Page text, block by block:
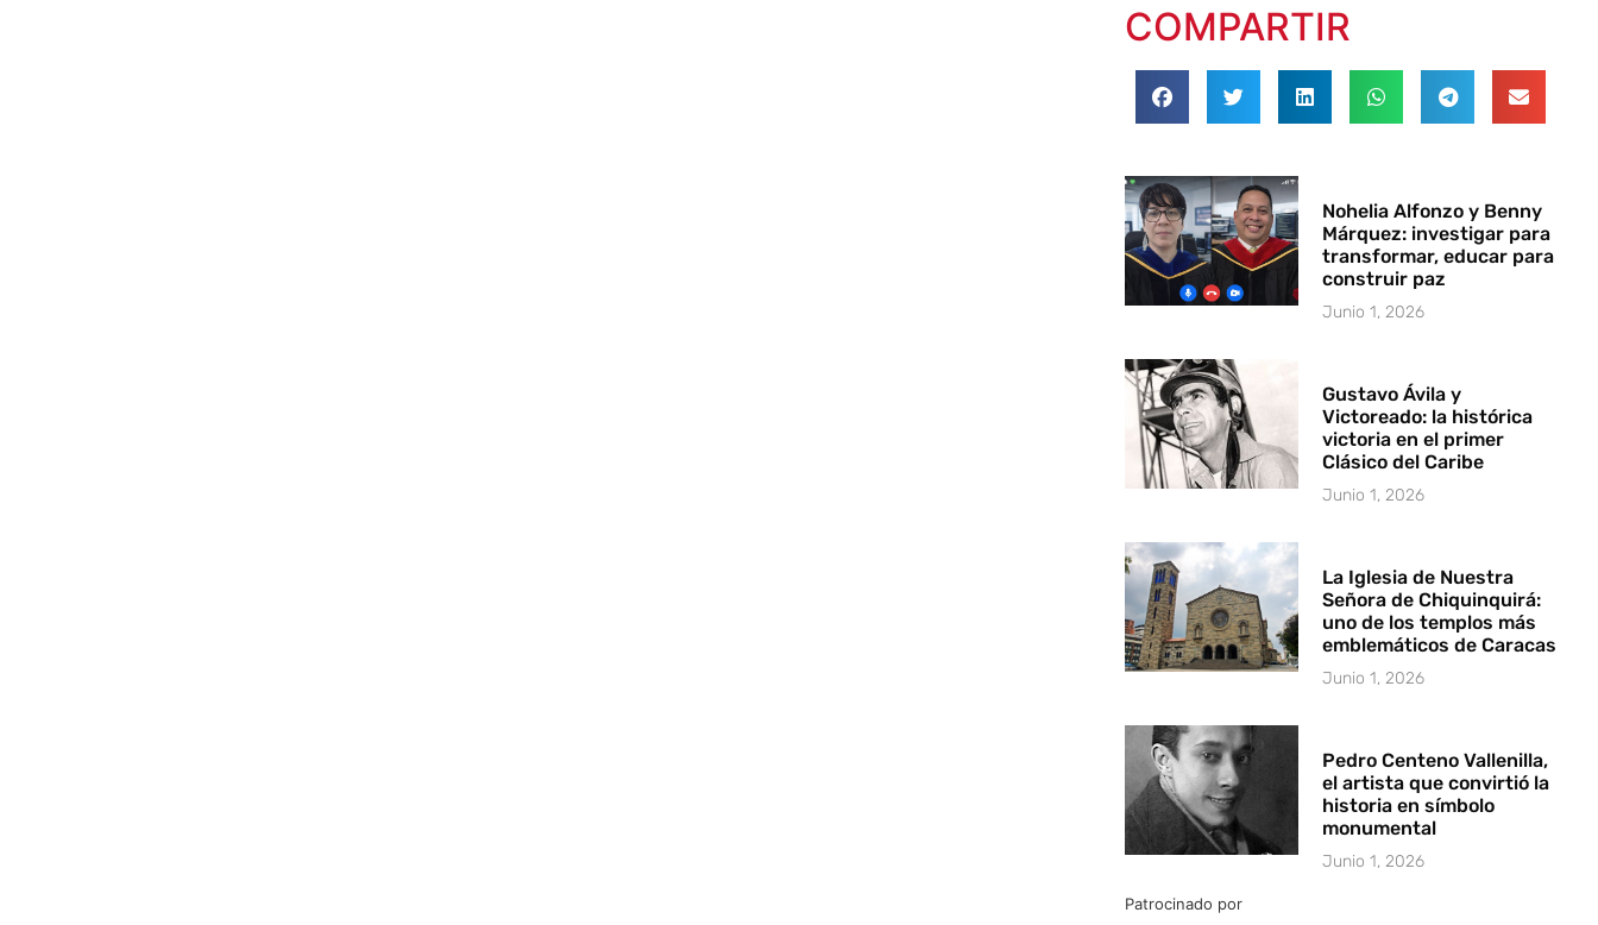
COMPARTIR
Nohelia Alfonzo y Benny
Márquez: investigar para
transformar, educar para
construir paz
Junio 1, 2026
Gustavo Ávila y
Victoreado: la histórica
victoria en el primer
Clásico del Caribe
Junio 1, 2026
La Iglesia de Nuestra
Señora de Chiquinquirá:
uno de los templos más
emblemáticos de Caracas
Junio 1, 2026
Pedro Centeno Vallenilla,
el artista que convirtió la
historia en símbolo
monumental
Junio 1, 2026
Patrocinado por